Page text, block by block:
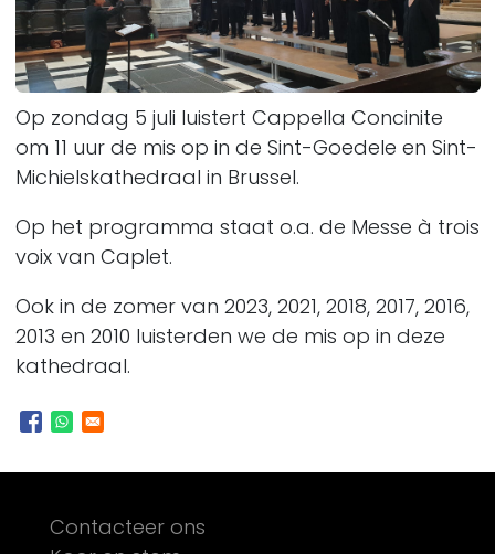
Op zondag 5 juli luistert Cappella Concinite
om 11 uur de mis op in de Sint-Goedele en Sint-
Michielskathedraal in Brussel.
Op het programma staat o.a. de Messe à trois
voix van Caplet.
Ook in de zomer van 2023, 2021, 2018, 2017, 2016,
2013 en 2010 luisterden we de mis op in deze
kathedraal.
Footer
Contacteer ons